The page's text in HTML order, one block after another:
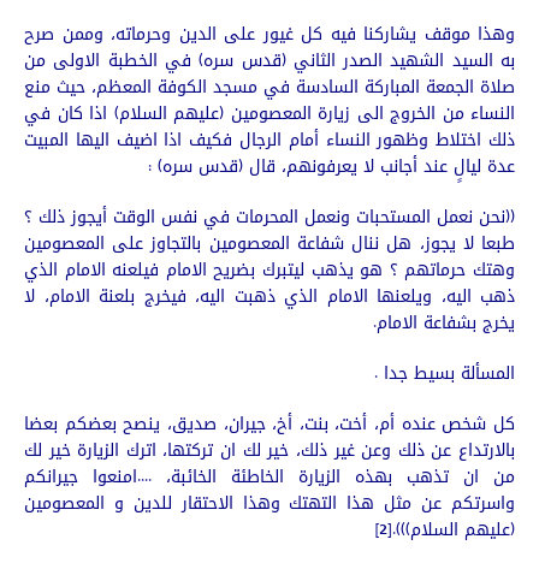
وهذا موقف يشاركنا فيه كل غيور على الدين وحرماته، وممن صرح
به السيد الشهيد الصدر الثاني (قدس سره) في الخطبة الاولى من
صلاة الجمعة المباركة السادسة في مسجد الكوفة المعظم، حيث منع
النساء من الخروج الى زيارة المعصومين (عليهم السلام) اذا كان في
ذلك اختلاط وظهور النساء أمام الرجال فكيف اذا اضيف اليها المبيت
عدة ليالٍ عند أجانب لا يعرفونهم، قال (قدس سره) :
((نحن نعمل المستحبات ونعمل المحرمات في نفس الوقت أيجوز ذلك ؟
طبعا لا يجوز، هل ننال شفاعة المعصومين بالتجاوز على المعصومين
وهتك حرماتهم ؟ هو يذهب ليتبرك بضريح الامام فيلعنه الامام الذي
ذهب اليه، ويلعنها الامام الذي ذهبت اليه، فيخرج بلعنة الامام، لا
يخرج بشفاعة الامام.
المسألة بسيط جدا .
كل شخص عنده أم، أخت، بنت، أخ، جيران، صديق، ينصح بعضكم بعضا
بالارتداع عن ذلك وعن غير ذلك، خير لك ان تركتها، اترك الزيارة خير لك
من ان تذهب بهذه الزيارة الخاطئة الخائبة، ....امنعوا جيرانكم
واسرتكم عن مثل هذا التهتك وهذا الاحتقار للدين و المعصومين
(عليهم السلام))).[2]